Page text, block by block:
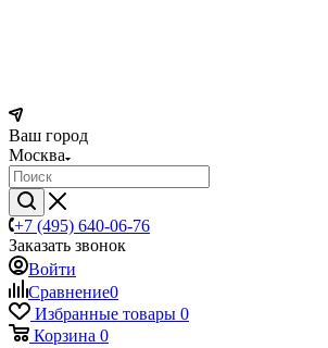
Ваш город
Москва
+7 (495) 640-06-76
Заказать звонок
Войти
Сравнение0
Избранные товары 0
Корзина 0